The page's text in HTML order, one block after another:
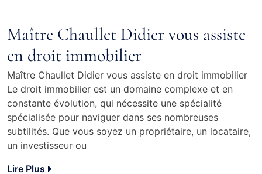
Maître Chaullet Didier vous assiste
en droit immobilier
Maître Chaullet Didier vous assiste en droit immobilier
Le droit immobilier est un domaine complexe et en
constante évolution, qui nécessite une spécialité
spécialisée pour naviguer dans ses nombreuses
subtilités. Que vous soyez un propriétaire, un locataire,
un investisseur ou
Lire Plus